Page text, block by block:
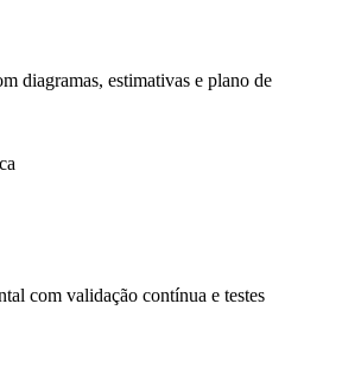
diagramas, estimativas e plano de
com validação contínua e testes